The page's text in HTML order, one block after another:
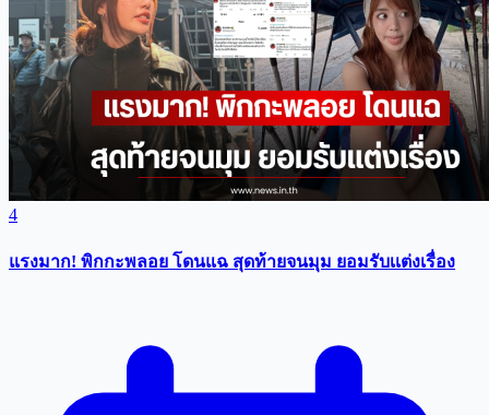
4
แรงมาก! พิกกะพลอย โดนแฉ สุดท้ายจนมุม ยอมรับเเต่งเรื่อง